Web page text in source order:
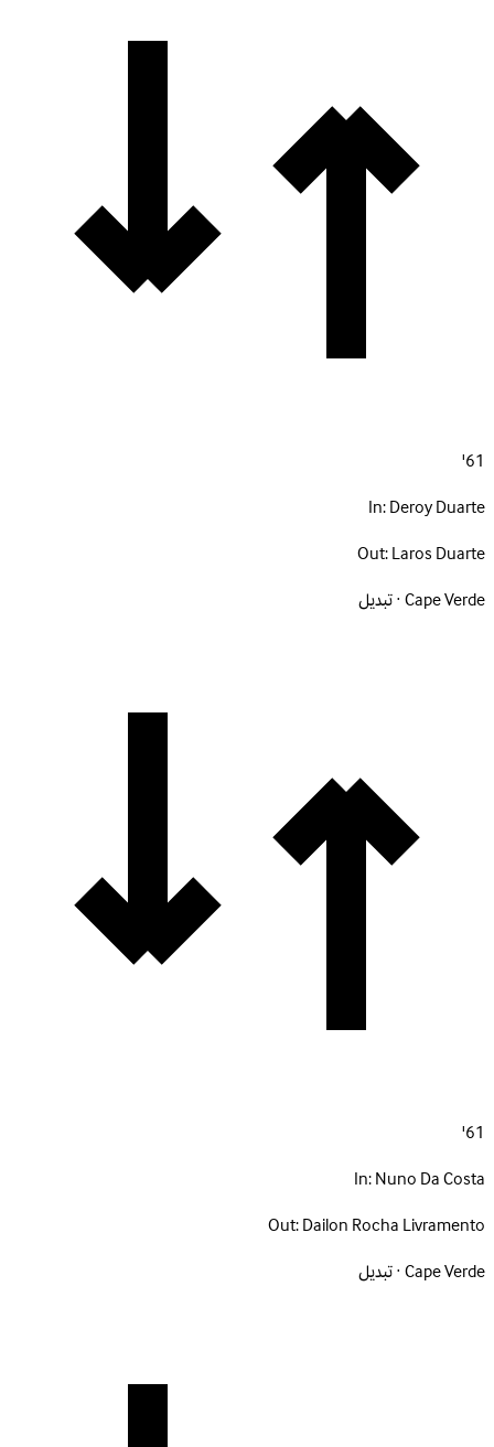
61'
In:Deroy Duarte
Out:Laros Duarte
Cape Verde · تبديل
61'
In:Nuno Da Costa
Out:Dailon Rocha Livramento
Cape Verde · تبديل